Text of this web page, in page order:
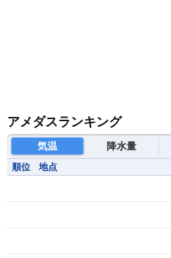
アメダスランキング
気温 降水量
順位 地点